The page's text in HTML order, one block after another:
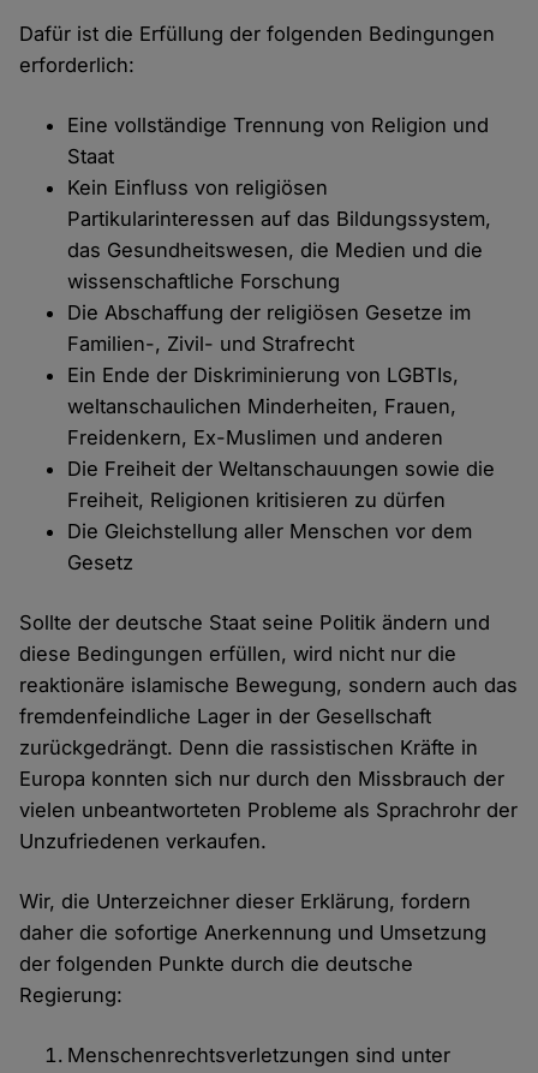
Dafür ist die Erfüllung der folgenden Bedingungen
erforderlich:
Eine vollständige Trennung von Religion und
Staat
Kein Einfluss von religiösen
Partikularinteressen auf das Bildungssystem,
das Gesundheitswesen, die Medien und die
wissenschaftliche Forschung
Die Abschaffung der religiösen Gesetze im
Familien-, Zivil- und Strafrecht
Ein Ende der Diskriminierung von LGBTIs,
weltanschaulichen Minderheiten, Frauen,
Freidenkern, Ex-Muslimen und anderen
Die Freiheit der Weltanschauungen sowie die
Freiheit, Religionen kritisieren zu dürfen
Die Gleichstellung aller Menschen vor dem
Gesetz
Sollte der deutsche Staat seine Politik ändern und
diese Bedingungen erfüllen, wird nicht nur die
reaktionäre islamische Bewegung, sondern auch das
fremdenfeindliche Lager in der Gesellschaft
zurückgedrängt. Denn die rassistischen Kräfte in
Europa konnten sich nur durch den Missbrauch der
vielen unbeantworteten Probleme als Sprachrohr der
Unzufriedenen verkaufen.
Wir, die Unterzeichner dieser Erklärung, fordern
daher die sofortige Anerkennung und Umsetzung
der folgenden Punkte durch die deutsche
Regierung:
Menschenrechtsverletzungen sind unter